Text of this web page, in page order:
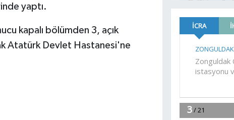
yaptı.
kapalı bölümden 3, açık
Atatürk Devlet Hastanesi'ne